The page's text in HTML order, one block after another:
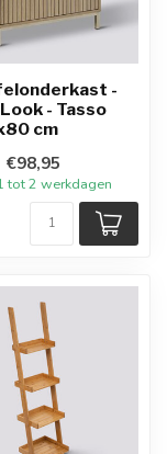
-
- Tasso
cm
€98,95
tot 2 werkdagen